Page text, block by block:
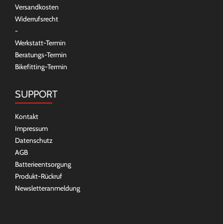
Versandkosten
Widerrufsrecht
-
Werkstatt-Termin
Beratungs-Termin
Bikefitting-Termin
SUPPORT
Kontakt
Impressum
Datenschutz
AGB
Batterieentsorgung
Produkt-Rückruf
Newsletteranmeldung